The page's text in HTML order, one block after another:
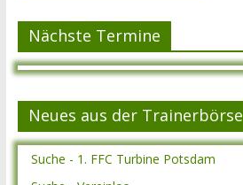
Nächste Termine
Neues aus der Trainerbörse
Suche - 1. FFC Turbine Potsdam